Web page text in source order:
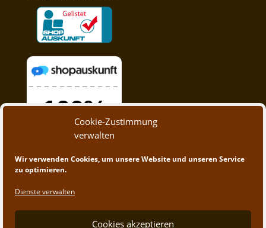
Cookie-Zustimmung
verwalten
Wir verwenden Cookies, um unsere Website und unseren Service
zu optimieren.
Dienste verwalten
Cookies akzeptieren